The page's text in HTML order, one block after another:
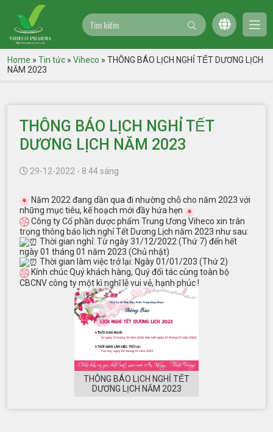
Home » Tin tức » Viheco » THÔNG BÁO LỊCH NGHỈ TẾT DƯƠNG LỊCH
NĂM 2023
THÔNG BÁO LỊCH NGHỈ TẾT
DƯƠNG LỊCH NĂM 2023
29-12-2022 - 8:44 sáng
Năm 2022 đang dần qua đi nhường chỗ cho năm 2023 với
những mục tiêu, kế hoạch mới đầy hứa hẹn
Công ty Cổ phần dược phẩm Trung Ương Viheco xin trân
trọng thông báo lịch nghỉ Tết Dương Lịch năm 2023 như sau:
Thời gian nghỉ: Từ ngày 31/12/2022 (Thứ 7) đến hết
ngày 01 tháng 01 năm 2023 (Chủ nhật)
Thời gian làm việc trở lại: Ngày 01/01/203 (Thứ 2)
Kính chúc Quý khách hàng, Quý đối tác cùng toàn bộ
CBCNV công ty một kì nghĩ lễ vui vẻ, hạnh phúc !
THÔNG BÁO LỊCH NGHỈ TẾT
DƯƠNG LỊCH NĂM 2023